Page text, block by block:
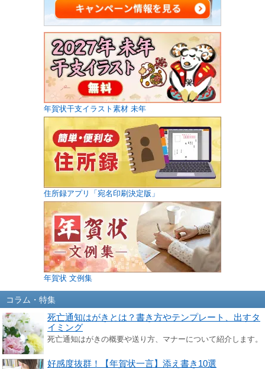
年賀状干支イラスト素材 未年
住所録アプリ「宛名印刷決定版」
年賀状 文例集
コラム・特集
死亡通知はがきとは？書き方やテンプレート、出すタ
イミング
死亡通知はがきの概要や送り方、マナーについて紹介します。
好感度抜群！【年賀状一言】添え書き10選